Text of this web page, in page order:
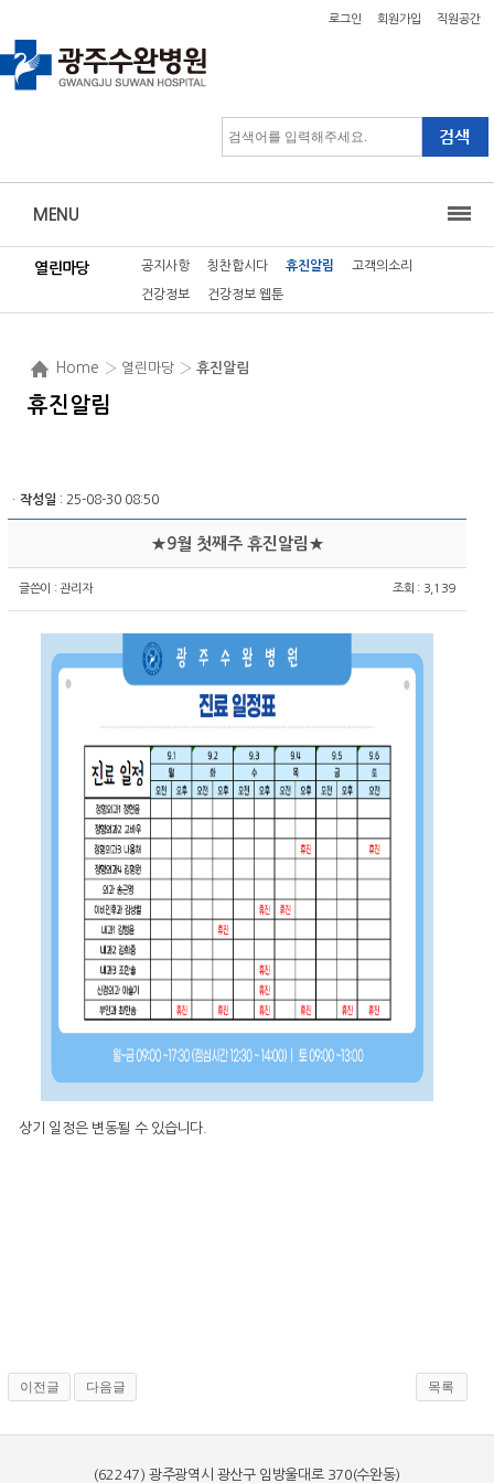
로그인 회원가입 직원공간
MENU
열린마당 공지사항 칭찬합시다 휴진알림 고객의소리
건강정보 건강정보 웹툰
Home › 열린마당 › 휴진알림
휴진알림
ㆍ 작성일 : 25-08-30 08:50
★9월 첫째주 휴진알림★
글쓴이 :관리자 조회 : 3,139
상기 일정은 변동될 수 있습니다.
이전글 다음글 목록
(62247) 광주광역시 광산구 임방울대로 370(수완동)